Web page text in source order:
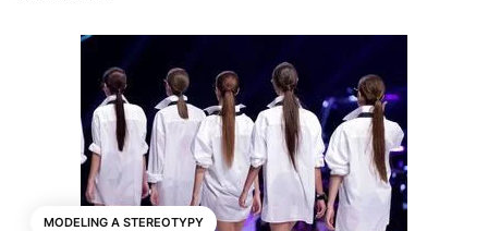
MODELING A STEREOTYPY